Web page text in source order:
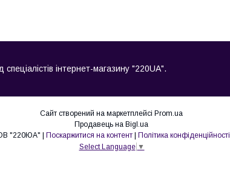
інтернет-магазину "220UA".
Сайт створений на маркетплейсі Prom.ua
Продавець на Bigl.ua
ТОВ "220ЮА" | Поскаржитися на контент | Політика конфіденційності
Select Language ▼